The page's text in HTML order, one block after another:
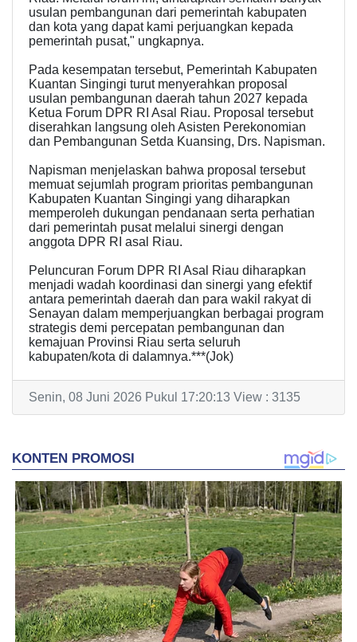
usulan pembangunan dari pemerintah kabupaten
dan kota yang dapat kami perjuangkan kepada
pemerintah pusat," ungkapnya.
Pada kesempatan tersebut, Pemerintah Kabupaten
Kuantan Singingi turut menyerahkan proposal
usulan pembangunan daerah tahun 2027 kepada
Ketua Forum DPR RI Asal Riau. Proposal tersebut
diserahkan langsung oleh Asisten Perekonomian
dan Pembangunan Setda Kuansing, Drs. Napisman.
Napisman menjelaskan bahwa proposal tersebut
memuat sejumlah program prioritas pembangunan
Kabupaten Kuantan Singingi yang diharapkan
memperoleh dukungan pendanaan serta perhatian
dari pemerintah pusat melalui sinergi dengan
anggota DPR RI asal Riau.
Peluncuran Forum DPR RI Asal Riau diharapkan
menjadi wadah koordinasi dan sinergi yang efektif
antara pemerintah daerah dan para wakil rakyat di
Senayan dalam memperjuangkan berbagai program
strategis demi percepatan pembangunan dan
kemajuan Provinsi Riau serta seluruh
kabupaten/kota di dalamnya.***(Jok)
Senin, 08 Juni 2026 Pukul 17:20:13 View : 3135